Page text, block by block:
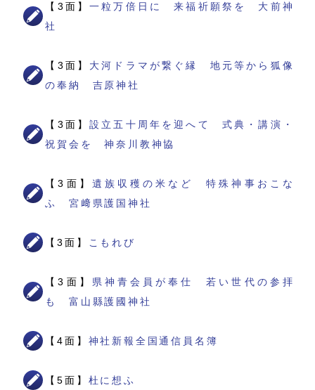
【3面】一粒万倍日に 来福祈願祭を 大前神
社
【3面】 大河ドラマが繋ぐ縁 地元等から狐像
の奉納 吉原神社
【3面】設立五十周年を迎へて 式典・講演・
祝賀会を 神奈川教神協
【3面】 遺族収穫の米など 特殊神事おこな
ふ 宮﨑県護国神社
【3面】 こもれび
【3面】 県神青会員が奉仕 若い世代の参拝
も 富山縣護國神社
【4面】 神社新報全国通信員名簿
【5面】 杜に想ふ